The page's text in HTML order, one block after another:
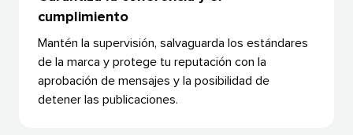
cumplimiento​​
Mantén la supervisión, salvaguarda los estándares
de la marca y protege tu reputación con la
aprobación de mensajes y la posibilidad de
detener las publicaciones.​​